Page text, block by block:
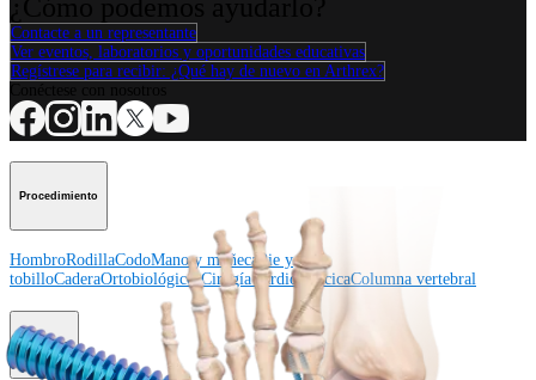
Contacte a un representante
Ver eventos, laboratorios y oportunidades educativas
Regístrese para recibir: ¿Qué hay de nuevo en Arthrex?
Procedimiento
HombroRodillaCodoMano y muñecaPie y
tobilloCaderaOrtobiológicosCirugía cardiotorácicaColumna vertebral
Producto